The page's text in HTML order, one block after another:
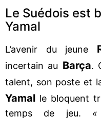
Le Suédois est
Yamal
L’avenir du jeune
incertain au Barça.
talent, son poste et
Yamal le bloquent
temps de jeu. «